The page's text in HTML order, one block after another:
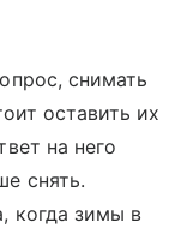
снимать
оставить их
на него
снять.
когда зимы в